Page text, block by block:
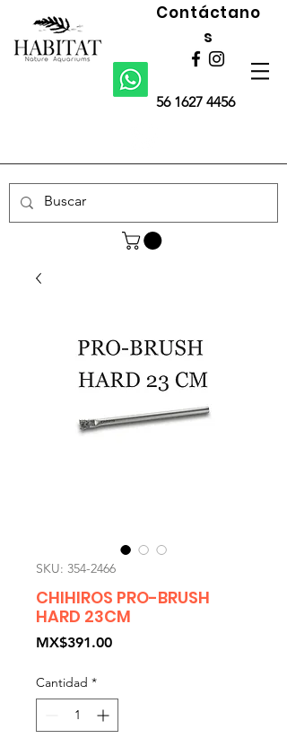
Contáctano
s
56 1627 4456
SKU: 354-2466
CHIHIROS PRO-BRUSH
HARD 23CM
MX$391.00Precio
Cantidad *